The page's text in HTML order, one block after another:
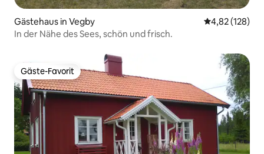
Gästehaus in Vegby
4,82 (128)
In der Nähe des Sees, schön und frisch.
Gäste-Favorit
Gäste-Favorit